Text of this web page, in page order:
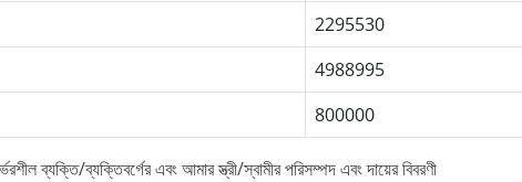
2295530
4988995
800000
ব্যক্তি/ব্যক্তিবর্গের এবং আমার স্ত্রী/স্বামীর পরিসম্পদ এবং দায়ের বিবরণী